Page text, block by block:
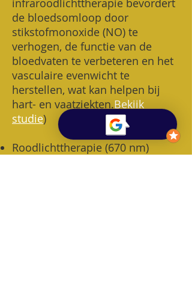
infraroodlichttherapie bevordert
de bloedsomloop door
stikstofmonoxide (NO) te
verhogen, de functie van de
bloedvaten te verbeteren en het
vasculaire evenwicht te
herstellen, wat kan helpen bij
hart- en vaatziekten.Bekijk
studie)
Roodlichttherapie (670 nm)